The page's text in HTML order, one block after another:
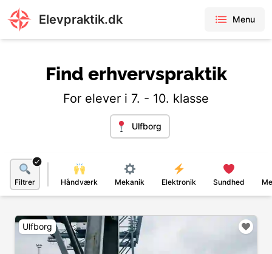
Elevpraktik.dk Menu
Find erhvervspraktik
For elever i 7. - 10. klasse
Ulfborg
Filtrer Håndværk Mekanik Elektronik Sundhed
Ulfborg